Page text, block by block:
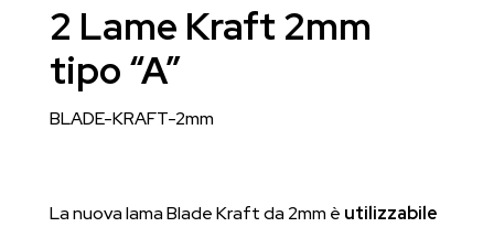
2 Lame Kraft 2mm
tipo “A”
BLADE-KRAFT-2mm
La nuova lama Blade Kraft da 2mm è utilizzabile